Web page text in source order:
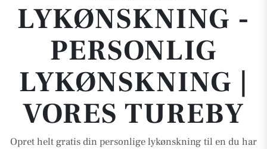
LYKØNSKNING -
PERSONLIG
LYKØNSKNING |
VORES TUREBY
Opret helt gratis din personlige lykønskning til en du har